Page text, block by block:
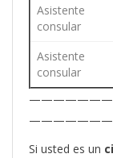
Asistente
consular
Asistente
consular
Si usted es un